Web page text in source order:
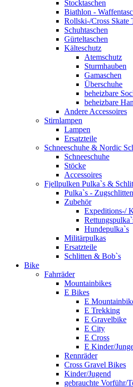
Stocktaschen
Biathlon -
Rollski-/Cross Skate
Schuhtaschen
Gürteltaschen
Kälteschutz
Atemschutz
Sturmhauben
Gamaschen
Überschuhe
beheizbare
beheizbare
Andere Accessoires
Stirnlampen
Lampen
Ersatzteile
Schneeschuhe & Nordic
Schneeschuhe
Stöcke
Accessoires
Fjellpulken Pulka`s &
Pulka`s - Zugschlitten
Zubehör
Expeditions-/
Hundepulka`s
Militärpulkas
Ersatzteile
Schlitten & Bob`s
Bike
Fahrräder
Mountainbikes
E Bikes
E
E Trekking
E Gravelbike
E City
E Cross
E Kinder/
Rennräder
Cross Gravel Bikes
Kinder/Jugend
gebrauchte Vorführ/